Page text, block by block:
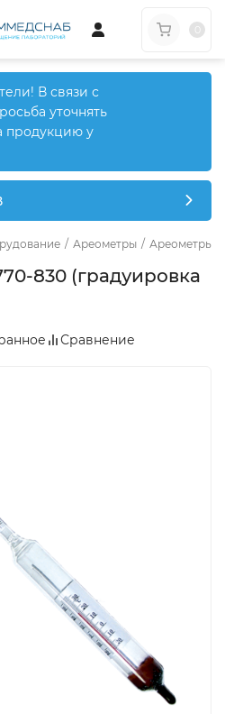
В связи с
уточнять
продукцию у
/ Ареометры / Ареометры
830 (градуировка
Сравнение